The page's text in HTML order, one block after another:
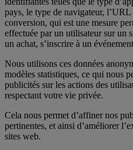
pays, le type de navigateur,
conversion, qui est une mesure
effectuée par un utilisateur sur un
un achat, s’inscrire à un
Nous utilisons ces données
modèles statistiques, ce qui nous
publicités sur les actions des
respectant votre vie privée.
Cela nous permet d’affiner nos
pertinentes, et ainsi d’améliorer
sites web.